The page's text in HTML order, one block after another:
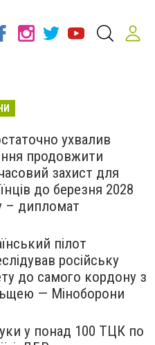
ухвалив
продовжити
захист для
до березня 2028
– дипломат
пілот
російську
до самого кордону з
— Міноборони
у понад 100 ТЦК по